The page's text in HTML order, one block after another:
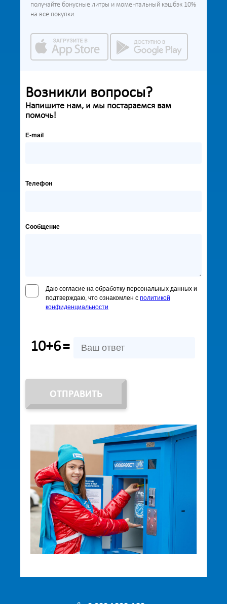
получайте бонусные литры и моментальный кэшбэк 10%
на все покупки.
Возникли вопросы?
Напишите нам, и мы постараемся вам
помочь!
E-mail
Телефон
Сообщение
Даю согласие на обработку персональных данных и
подтверждаю, что ознакомлен с политикой
конфиденциальности
10+6=
ОТПРАВИТЬ